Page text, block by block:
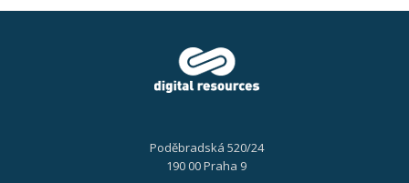
Poděbradská 520/24
190 00 Praha 9